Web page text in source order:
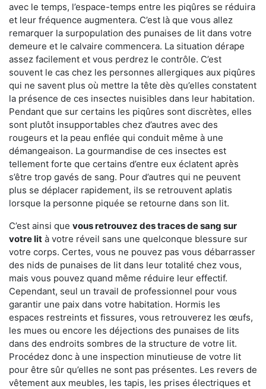
avec le temps, l’espace-temps entre les piqûres se réduira
et leur fréquence augmentera. C’est là que vous allez
remarquer la surpopulation des punaises de lit dans votre
demeure et le calvaire commencera. La situation dérape
assez facilement et vous perdrez le contrôle. C’est
souvent le cas chez les personnes allergiques aux piqûres
qui ne savent plus où mettre la tête dès qu’elles constatent
la présence de ces insectes nuisibles dans leur habitation.
Pendant que sur certains les piqûres sont discrètes, elles
sont plutôt insupportables chez d’autres avec des
rougeurs et la peau enflée qui conduit même à une
démangeaison. La gourmandise de ces insectes est
tellement forte que certains d’entre eux éclatent après
s’être trop gavés de sang. Pour d’autres qui ne peuvent
plus se déplacer rapidement, ils se retrouvent aplatis
lorsque la personne piquée se retourne dans son lit.
C’est ainsi que vous retrouvez des traces de sang sur
votre lit à votre réveil sans une quelconque blessure sur
votre corps. Certes, vous ne pouvez pas vous débarrasser
des nids de punaises de lit dans leur totalité chez vous,
mais vous pouvez quand même réduire leur effectif.
Cependant, seul un travail de professionnel pour vous
garantir une paix dans votre habitation. Hormis les
espaces restreints et fissures, vous retrouverez les œufs,
les mues ou encore les déjections des punaises de lits
dans des endroits sombres de la structure de votre lit.
Procédez donc à une inspection minutieuse de votre lit
pour être sûr qu’elles ne sont pas présentes. Les revers de
vêtement aux meubles, les tapis, les prises électriques et